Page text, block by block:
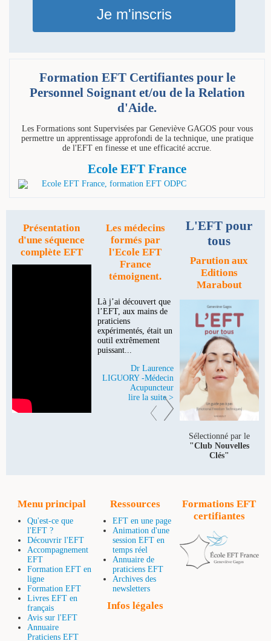
Je m'inscris
Formation EFT Certifiantes pour le
Personnel Soignant et/ou de la Relation
d'Aide.
Les Formations sont Supervisées par Geneviève GAGOS pour vous
permettre un apprentissage approfondi de la technique, une pratique
de l'EFT en finesse et une efficacité accrue.
Ecole EFT France
Présentation
d'une séquence
complète EFT
Les médecins
formés par
l'Ecole EFT
France
témoignent.
Là j’ai découvert que
l’EFT, aux mains de
praticiens
expérimentés, était un
outil extrêmement
puissant...
Dr Laurence
LIGUORY -Médecin
Acupuncteur
lire la suite >
L'EFT pour
tous
Parution aux
Editions
Marabout
Sélectionné par le
"Club Nouvelles
Clés"
Menu principal
Qu'est-ce que
l'EFT ?
Découvrir l'EFT
Accompagnement
EFT
Formation EFT en
ligne
Formation EFT
Livres EFT en
français
Avis sur l'EFT
Annuaire
Praticiens EFT
Ressources
EFT en une page
Animation d'une
session EFT en
temps réel
Annuaire de
praticiens EFT
Archives des
newsletters
Infos légales
Formations EFT
certifiantes